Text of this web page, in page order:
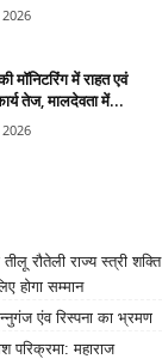
मॉनिटरिंग में राहत एवं
कार्य तेज, मालदेवता में...
रौतेली राज्य स्त्री शक्ति
होगा सम्मान
एंव रिस्पना का भ्रमण
परिक्रमा: महाराज